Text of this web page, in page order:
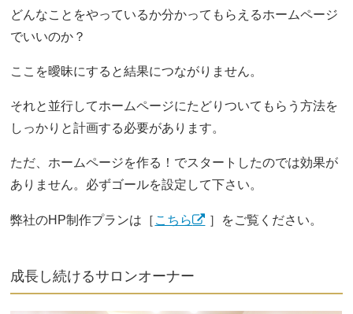
どんなことをやっているか分かってもらえるホームページ
でいいのか？
ここを曖昧にすると結果につながりません。
それと並行してホームページにたどりついてもらう方法を
しっかりと計画する必要があります。
ただ、ホームページを作る！でスタートしたのでは効果が
ありません。必ずゴールを設定して下さい。
弊社のHP制作プランは［ こちら ］をご覧ください。
成長し続けるサロンオーナー